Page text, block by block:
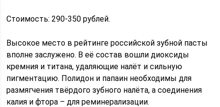
Стоимость: 290-350 рублей.
Высокое место в рейтинге российской зубной пасты
вполне заслужено. В её состав вошли диоксиды
кремния и титана, удаляющие налёт и сильную
пигментацию. Полидон и папаин необходимы для
размягчения твёрдого зубного налёта, а соединения
калия и фтора – для реминерализации.